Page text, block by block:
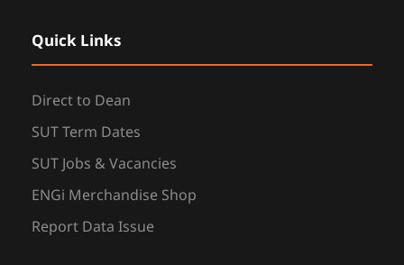
Quick Links
Direct to Dean
SUT Term Dates
SUT Jobs & Vacancies
ENGi Merchandise Shop
Report Data Issue